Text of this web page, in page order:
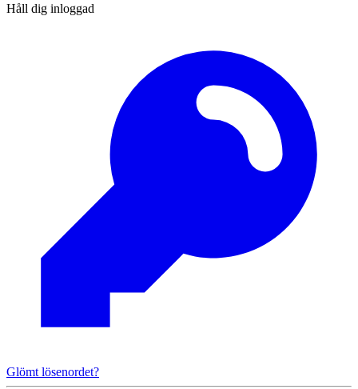
Håll dig inloggad
Glömt lösenordet?